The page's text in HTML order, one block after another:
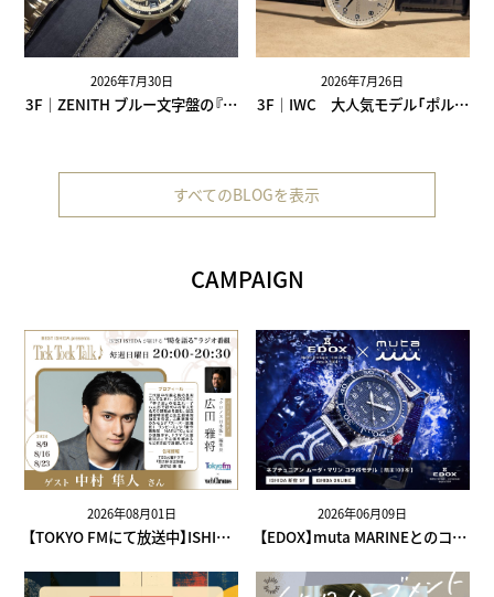
2026年7月30日
3F｜ZENITH ブルー文字盤の『ク
2026年7月26日
3F｜IWC 大人気モデル「ポルト
すべてのBLOGを表示
CAMPAIGN
2026年08月01日
【TOKYO FMにて放送中】ISHIDA
Tock Talk♪』
2026年06月09日
【EDOX】muta MARINEとのコラ
アンが登場